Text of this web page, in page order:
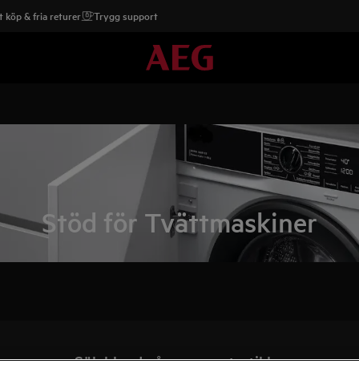
köp & fria returer Trygg support
Stöd för Tvättmaskiner
Sök bland våra supportartiklar